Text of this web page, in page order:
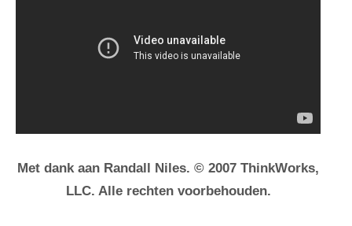
Met dank aan Randall Niles. © 2007 ThinkWorks,
LLC. Alle rechten voorbehouden.